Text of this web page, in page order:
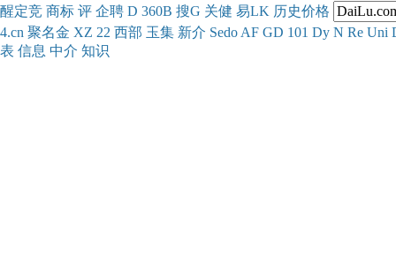
醒定竞 商标 评 企聘 D 360B 搜G 关健 易LK 历史价格
4.cn 聚名金 XZ 22 西部 玉集 新介 Sedo AF GD 101 Dy N Re Uni
表 信息 中介 知识